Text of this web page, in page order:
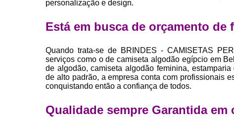
personalização e design.
Está em busca de orçamento de
Quando trata-se de BRINDES - CAMISETAS
serviços como o de camiseta algodão egípcio em
de algodão, camiseta algodão feminina,
de alto padrão, a empresa conta com profissionais
conquistando então a confiança de todos.
Qualidade sempre Garantida